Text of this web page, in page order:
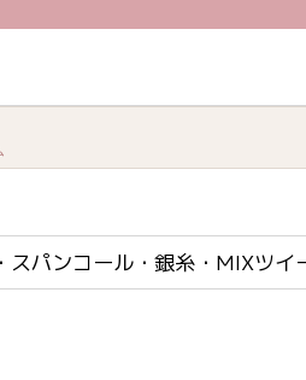
カットアウト・スパンコール・銀糸・MIXツ
スパンコール・銀糸・MIXツ